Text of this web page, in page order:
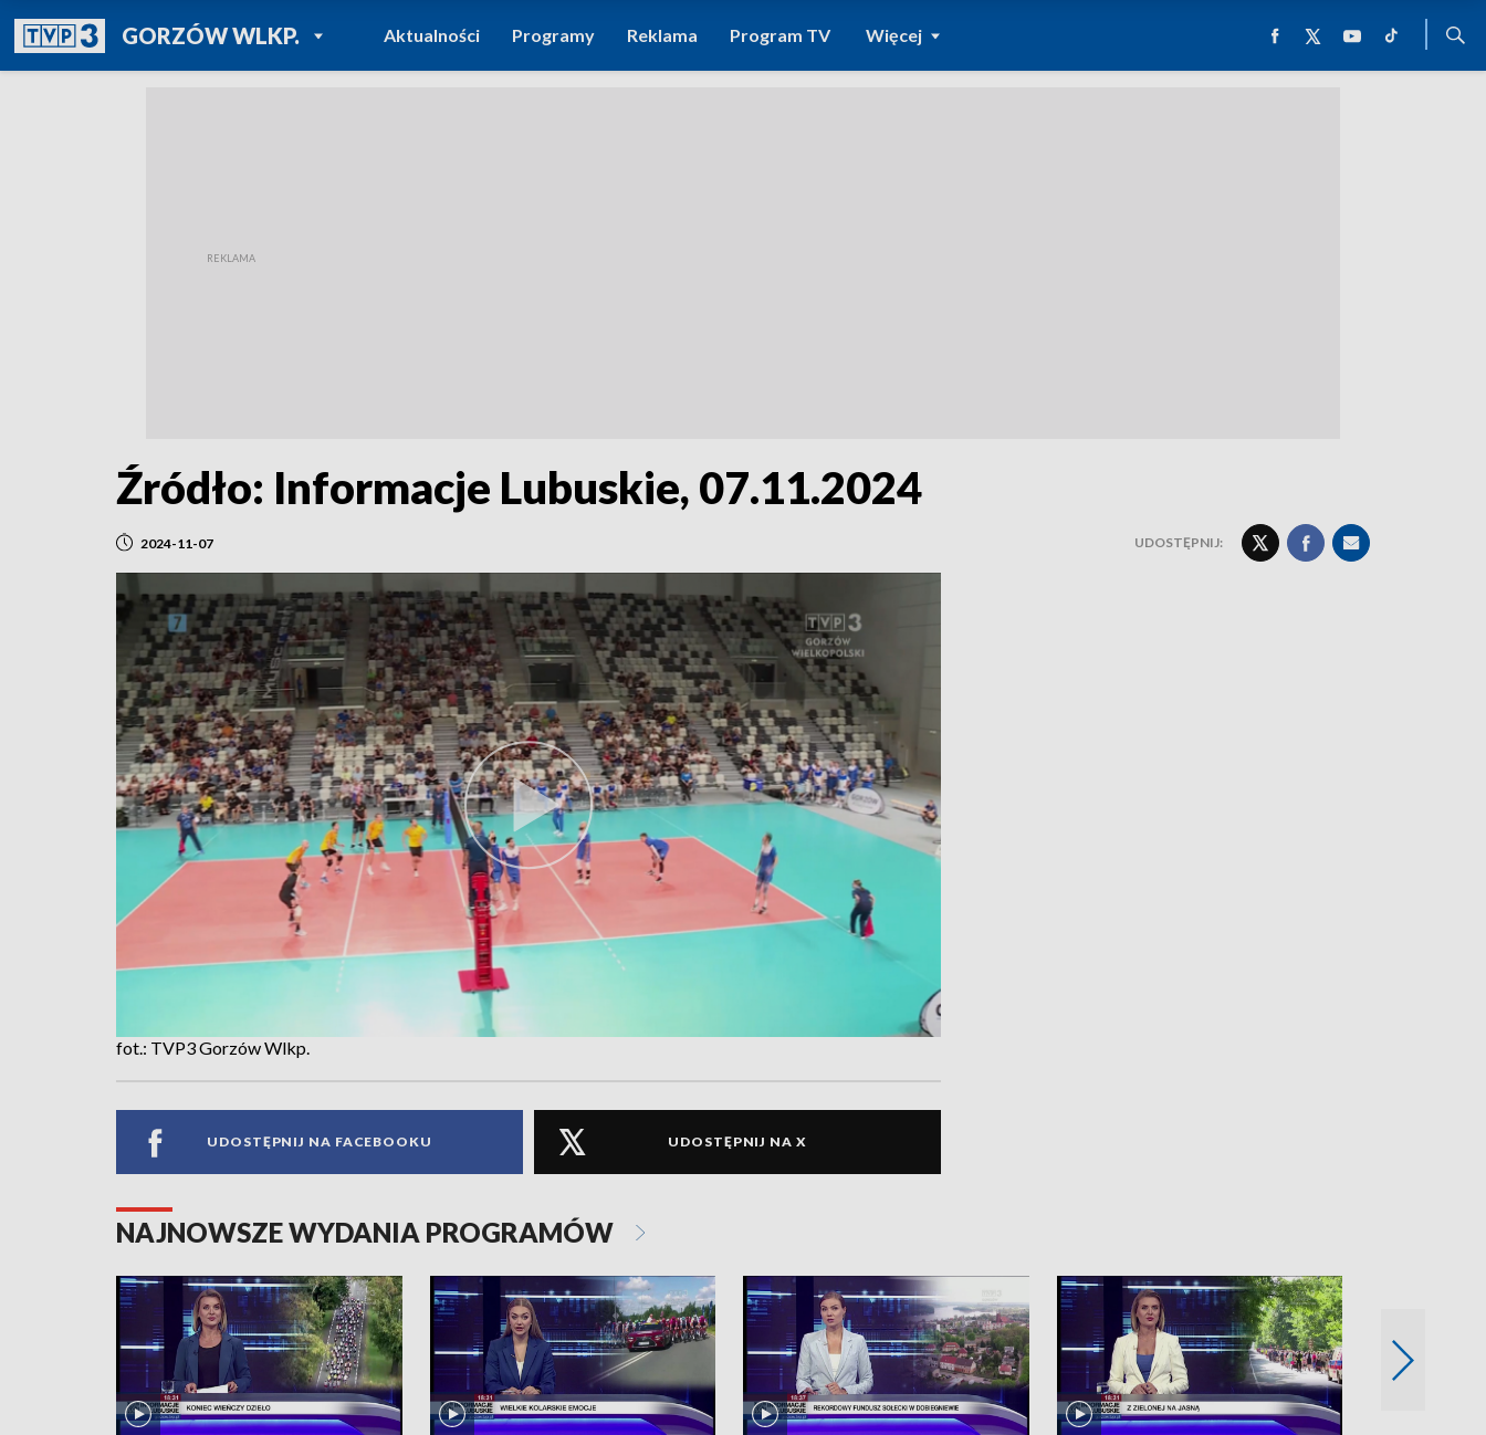
GORZÓW WLKP.POWRÓT DO
TVP REGIONY
Aktualności Programy Reklama Program TV Więcej
Źródło: Informacje Lubuskie, 07.11.2024
2024-11-07 UDOSTĘPNIJ:
fot.: TVP3 Gorzów Wlkp.
UDOSTĘPNIJ NA FACEBOOKU UDOSTĘPNIJ NA X
NAJNOWSZE WYDANIA PROGRAMÓW